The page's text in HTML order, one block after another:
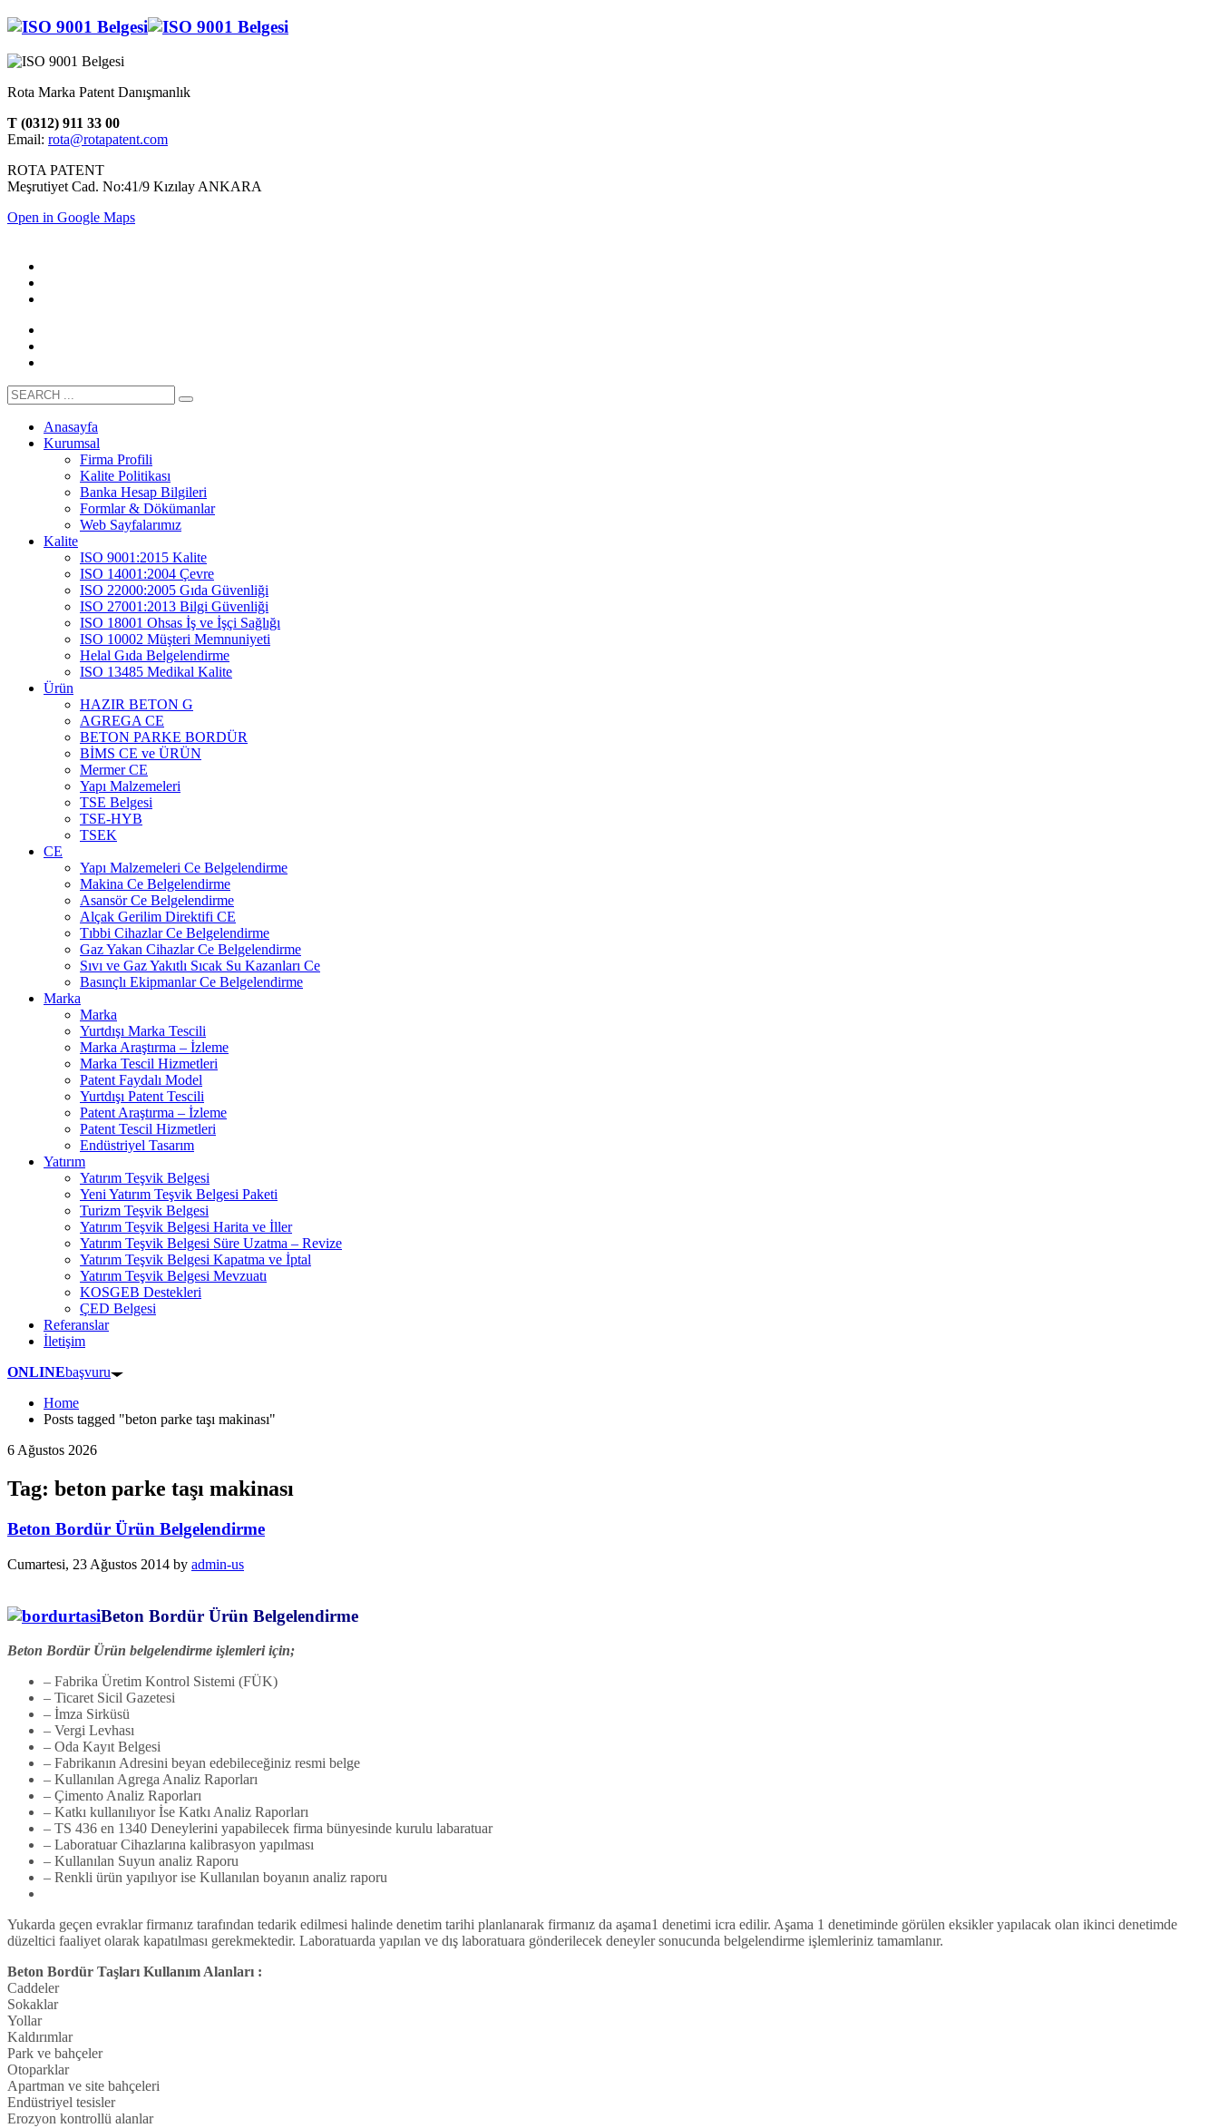
Rota Marka Patent Danışmanlık
T (0312) 911 33 00
Email: rota@rotapatent.com
ROTA PATENT
Meşrutiyet Cad. No:41/9 Kızılay ANKARA
Open in Google Maps
Anasayfa
Kurumsal
Firma Profili
Kalite Politikası
Banka Hesap Bilgileri
Formlar & Dökümanlar
Web Sayfalarımız
Kalite
ISO 9001:2015 Kalite
ISO 14001:2004 Çevre
ISO 22000:2005 Gıda Güvenliği
ISO 27001:2013 Bilgi Güvenliği
ISO 18001 Ohsas İş ve İşçi Sağlığı
ISO 10002 Müşteri Memnuniyeti
Helal Gıda Belgelendirme
ISO 13485 Medikal Kalite
Ürün
HAZIR BETON G
AGREGA CE
BETON PARKE BORDÜR
BİMS CE ve ÜRÜN
Mermer CE
Yapı Malzemeleri
TSE Belgesi
TSE-HYB
TSEK
CE
Yapı Malzemeleri Ce Belgelendirme
Makina Ce Belgelendirme
Asansör Ce Belgelendirme
Alçak Gerilim Direktifi CE
Tıbbi Cihazlar Ce Belgelendirme
Gaz Yakan Cihazlar Ce Belgelendirme
Sıvı ve Gaz Yakıtlı Sıcak Su Kazanları Ce
Basınçlı Ekipmanlar Ce Belgelendirme
Marka
Marka
Yurtdışı Marka Tescili
Marka Araştırma – İzleme
Marka Tescil Hizmetleri
Patent Faydalı Model
Yurtdışı Patent Tescili
Patent Araştırma – İzleme
Patent Tescil Hizmetleri
Endüstriyel Tasarım
Yatırım
Yatırım Teşvik Belgesi
Yeni Yatırım Teşvik Belgesi Paketi
Turizm Teşvik Belgesi
Yatırım Teşvik Belgesi Harita ve İller
Yatırım Teşvik Belgesi Süre Uzatma – Revize
Yatırım Teşvik Belgesi Kapatma ve İptal
Yatırım Teşvik Belgesi Mevzuatı
KOSGEB Destekleri
ÇED Belgesi
Referanslar
İletişim
ONLINEbaşvuru
Home
Posts tagged "beton parke taşı makinası"
6 Ağustos 2026
Tag: beton parke taşı makinası
Beton Bordür Ürün Belgelendirme
Cumartesi, 23 Ağustos 2014 by admin-us
Beton Bordür Ürün Belgelendirme
Beton Bordür Ürün belgelendirme işlemleri için;
– Fabrika Üretim Kontrol Sistemi (FÜK)
– Ticaret Sicil Gazetesi
– İmza Sirküsü
– Vergi Levhası
– Oda Kayıt Belgesi
– Fabrikanın Adresini beyan edebileceğiniz resmi belge
– Kullanılan Agrega Analiz Raporları
– Çimento Analiz Raporları
– Katkı kullanılıyor İse Katkı Analiz Raporları
– TS 436 en 1340 Deneylerini yapabilecek firma bünyesinde kurulu labaratuar
– Laboratuar Cihazlarına kalibrasyon yapılması
– Kullanılan Suyun analiz Raporu
– Renkli ürün yapılıyor ise Kullanılan boyanın analiz raporu
Yukarda geçen evraklar firmanız tarafından tedarik edilmesi halinde denetim tarihi planlanarak firmanız da aşama1 denetimi icra edilir. Aşama 1 denetiminde görülen eksikler yapılacak olan ikinci denetimde
düzeltici faaliyet olarak kapatılması gerekmektedir. Laboratuarda yapılan ve dış laboratuara gönderilecek deneyler sonucunda belgelendirme işlemleriniz tamamlanır.
Beton Bordür Taşları Kullanım Alanları :
Caddeler
Sokaklar
Yollar
Kaldırımlar
Park ve bahçeler
Otoparklar
Apartman ve site bahçeleri
Endüstriyel tesisler
Erozyon kontrollü alanlar